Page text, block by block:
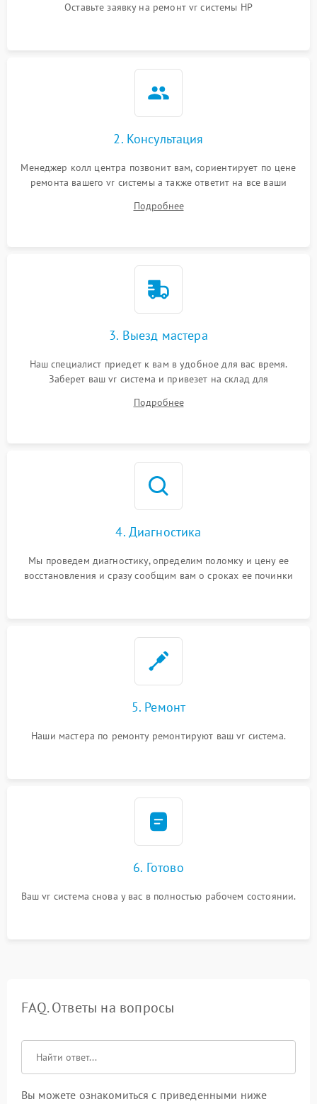
Оставьте заявку на ремонт vr системы HP
2. Консультация
Менеджер колл центра позвонит вам, сориентирует по цене
ремонта вашего vr системы а также ответит на все ваши
Подробнее
3. Выезд мастера
Наш специалист приедет к вам в удобное для вас время.
Заберет ваш vr система и привезет на склад для
Подробнее
4. Диагностика
Мы проведем диагностику, определим поломку и цену ее
восстановления и сразу сообщим вам о сроках ее починки
5. Ремонт
Наши мастера по ремонту ремонтируют ваш vr система.
6. Готово
Ваш vr система снова у вас в полностью рабочем состоянии.
FAQ. Ответы на вопросы
Вы можете ознакомиться с приведенными ниже